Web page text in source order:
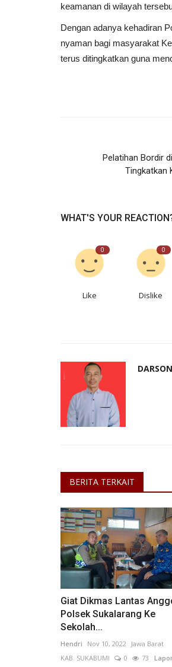
keamanan di wilayah
Dengan adanya kehadiran
nyaman bagi masyarakat
terus ditingkatkan guna
Pelatihan Bordir
Tingkatkan
WHAT'S YOUR
0
Like
0
Dislike
BERITA TERKAIT
Giat Dikmas Lantas
Polsek Sukalarang Ke
Sekolah...
Hendri Nov 10, 2022
Jawa Barat
KAB. SUKABUMI
0 73